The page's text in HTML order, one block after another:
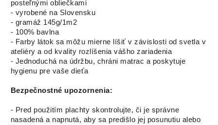
posteľnými obliečkami
- vyrobené na Slovensku
- gramáž 145g/1m2
- 100% bavlna
- Farby látok sa môžu mierne líšiť v závislosti od svetla v
ateliéry a od kvality rozlíšenia vášho zariadenia
- Jednoduchá na údržbu, chráni matrac a poskytuje
hygienu pre vaše dieťa
Bezpečnostné upozornenia:
- Pred použitím plachty skontrolujte, či je správne
nasadená a napnutá, aby sa predišlo jej posunutiu alebo